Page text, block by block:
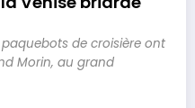
paquebots de croisière ont
Morin, au grand